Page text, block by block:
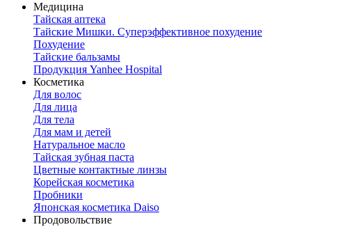
Медицина
Тайская аптека
Тайские Мишки. Суперэффективное похудение
Похудение
Тайские бальзамы
Продукция Yanhee Hospital
Косметика
Для волос
Для лица
Для тела
Для мам и детей
Натуральное масло
Тайская зубная паста
Цветные контактные линзы
Корейская косметика
Пробники
Японская косметика Daiso
Продовольствие